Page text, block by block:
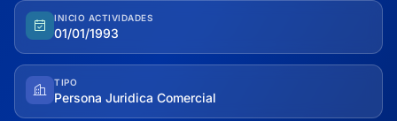
INICIO ACTIVIDADES
01/01/1993
TIPO
Persona Juridica Comercial